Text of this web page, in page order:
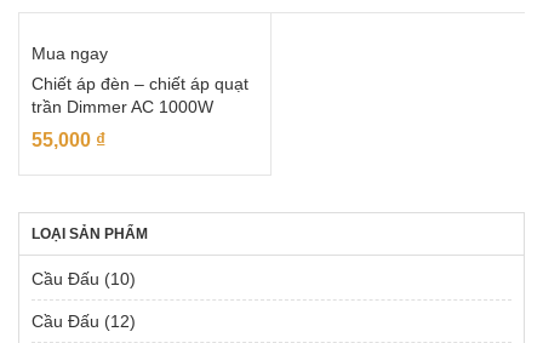
Mua ngay
Chiết áp đèn – chiết áp quạt
trần Dimmer AC 1000W
55,000 ₫
LOẠI SẢN PHẨM
Cầu Đấu (10)
Cầu Đấu (12)